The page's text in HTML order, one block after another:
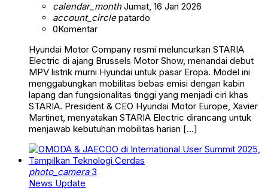
calendar_monthJumat, 16 Jan 2026
account_circlepatardo
0Komentar
Hyundai Motor Company resmi meluncurkan STARIA
Electric di ajang Brussels Motor Show, menandai debut
MPV listrik murni Hyundai untuk pasar Eropa. Model ini
menggabungkan mobilitas bebas emisi dengan kabin
lapang dan fungsionalitas tinggi yang menjadi ciri khas
STARIA. President & CEO Hyundai Motor Europe, Xavier
Martinet, menyatakan STARIA Electric dirancang untuk
menjawab kebutuhan mobilitas harian […]
photo_camera3
News Update